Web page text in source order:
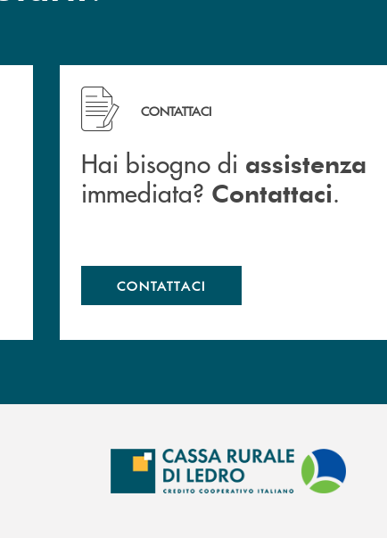
Hai bisogno di assistenza immediata?
CONTATTACI
Hai bisogno di assistenza
immediata? Contattaci.
CONTATTACI